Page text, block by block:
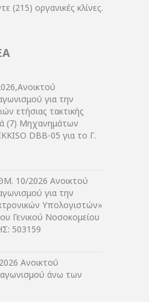
(215) οργανικές κλίνες.
για την
ετήσιας τακτικής
(7) Μηχανημάτων
DBB-05 για το Γ.
10/2026 Ανοικτού
για την
Υπολογιστών»
Γενικού Νοσοκομείου
503159
Ανοικτού
άνω των